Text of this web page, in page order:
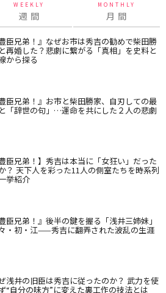
WEEKLY
週 間
MONTHLY
月 間
豊臣兄弟！』なぜお市は秀吉の勧めで柴田勝
再婚した？悲劇に繋がる「真相」を史料と
から探る
豊臣兄弟！』お市と柴田勝家、自刃しての最
「辞世の句」…運命を共にした２人の悲劇
豊臣兄弟！】秀吉は本当に「女狂い」だった
？ 天下人を彩った11人の側室たちを時系列
挙紹介
豊臣兄弟！』後半の鍵を握る「浅井三姉妹」
・初・江——秀吉に翻弄された波乱の生涯
浅井の旧臣は秀吉に従ったのか？ 武力を使
“自分の味方”に変えた裏工作の技法とは